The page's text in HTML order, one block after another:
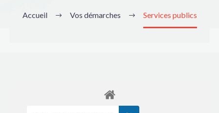
Accueil Vos démarches Services publics